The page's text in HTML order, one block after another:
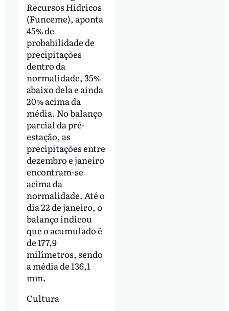
Recursos Hídricos
(Funceme), aponta
45% de
probabilidade de
precipitações
dentro da
normalidade, 35%
abaixo dela e ainda
20% acima da
média. No balanço
parcial da pré-
estação, as
precipitações entre
dezembro e janeiro
encontram-se
acima da
normalidade. Até o
dia 22 de janeiro, o
balanço indicou
que o acumulado é
de 177,9
milímetros, sendo
a média de 136,1
mm.
Cultura